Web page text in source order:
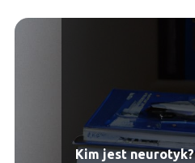
Kim jest neurotyk?